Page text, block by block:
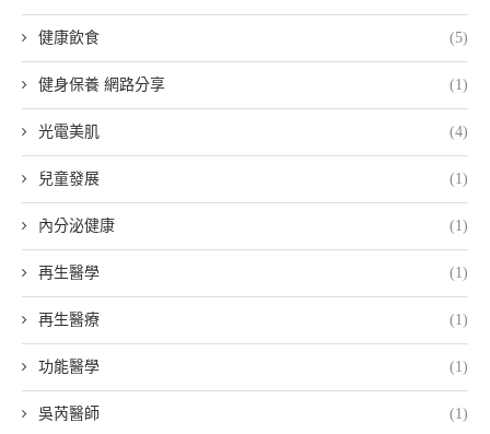
健康飲食 (5)
健身保養 網路分享 (1)
光電美肌 (4)
兒童發展 (1)
內分泌健康 (1)
再生醫學 (1)
再生醫療 (1)
功能醫學 (1)
吳芮醫師 (1)